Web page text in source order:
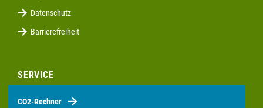
Datenschutz
Barrierefreiheit
SERVICE
CO2-Rechner